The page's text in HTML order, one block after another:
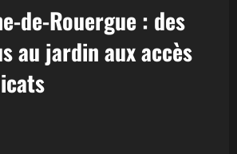
de-Rouergue : des
au jardin aux accès